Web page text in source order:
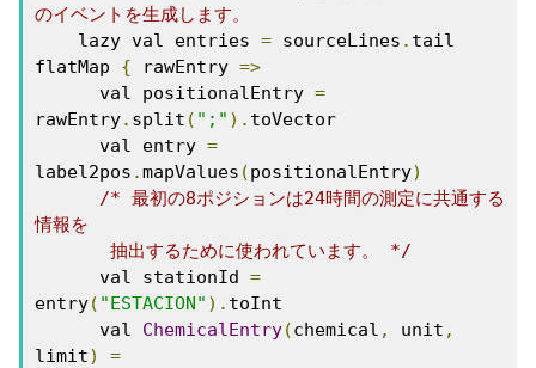
のイベントを生成します。
    lazy val entries
= sourceLines . tail
flatMap { rawEntry =>
      val positionalEntry
=
rawEntry. split ( ";" ). toVector
      val entry
=
label2pos .mapValues (positionalEntry)
/* 最初の8ポジションは24時間の測定に共通する
情報を
       抽出するために使われています。 */
      val stationId
=
entry( "ESTACION" ). toInt
      val
ChemicalEntry(chemical , unit ,
limit)
=